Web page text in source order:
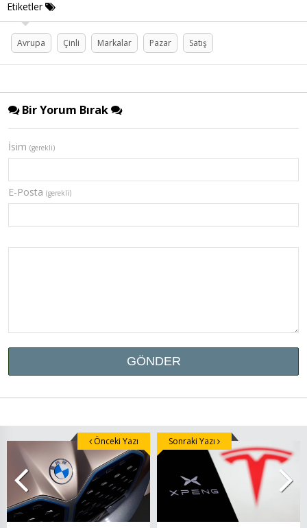
Etiketler
Avrupa Çinli Markalar Pazar Satış
Bir Yorum Bırak
İsim (gerekli)
E-Posta (gerekli)
Önceki Yazı Sonraki Yazı